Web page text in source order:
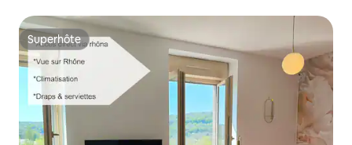
Superhôte
Superhôte